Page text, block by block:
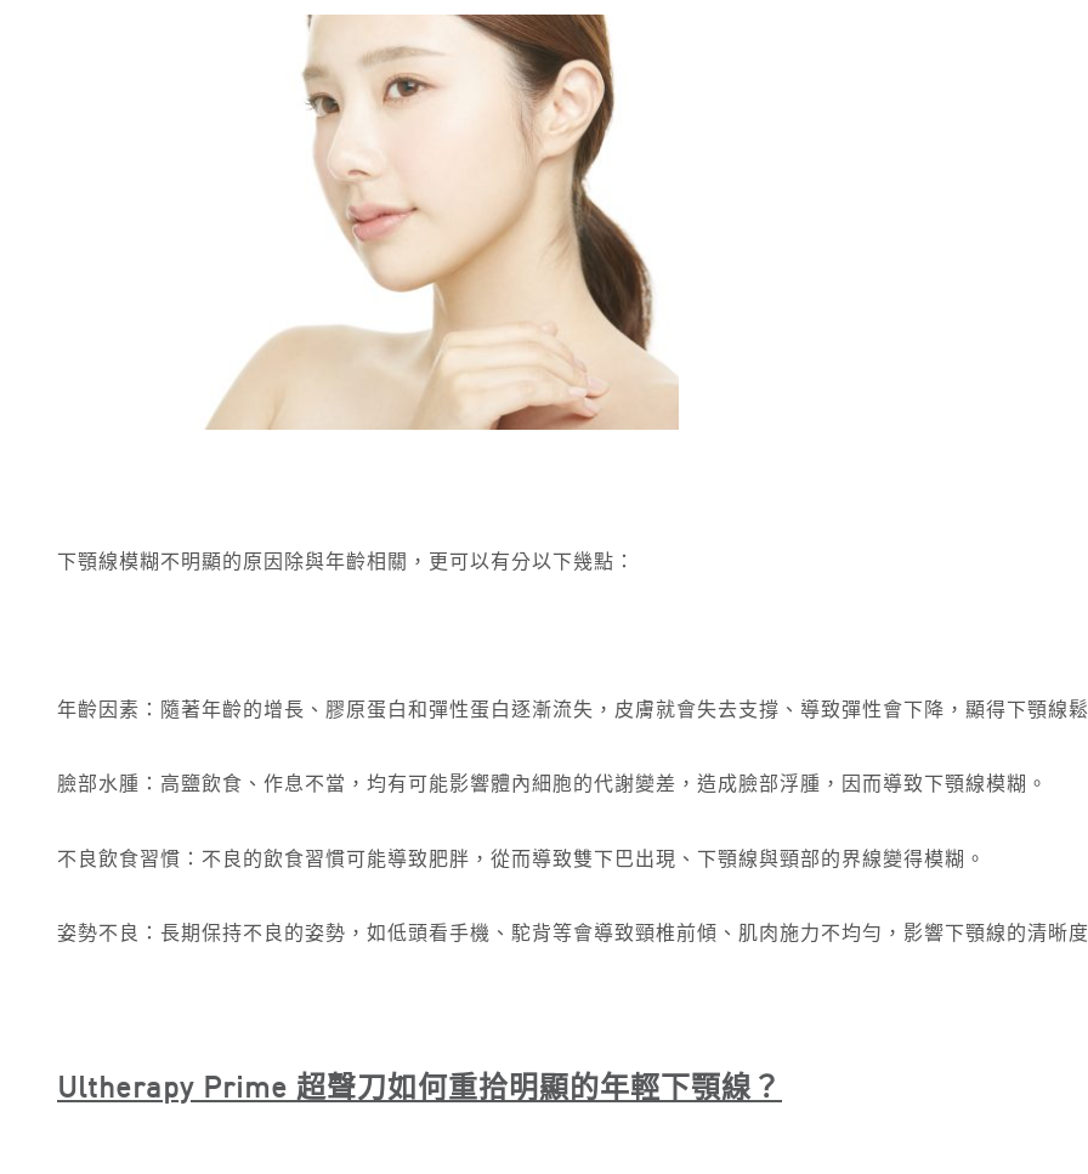
下顎線模糊不明顯的原因除與年齡相關，更可以有分以下幾點：
年齡因素：隨著年齡的增長、膠原蛋白和彈性蛋白逐漸流失，皮膚就會失去支撐、導致彈性會下降，顯得下顎線鬆
臉部水腫：高鹽飲食、作息不當，均有可能影響體內細胞的代謝變差，造成臉部浮腫，因而導致下顎線模糊。
不良飲食習慣：不良的飲食習慣可能導致肥胖，從而導致雙下巴出現、下顎線與頸部的界線變得模糊。
姿勢不良：長期保持不良的姿勢，如低頭看手機、駝背等會導致頸椎前傾、肌肉施力不均勻，影響下顎線的清晰度
Ultherapy Prime 超聲刀如何重拾明顯的年輕下顎線？